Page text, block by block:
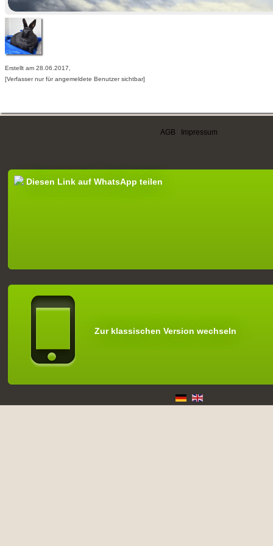
Erstellt am 28.06.2017,
[Verfasser nur für angemeldete Benutzer sichtbar]
AGB Impressum
Diesen Link auf WhatsApp teilen
Zur klassischen Version wechseln